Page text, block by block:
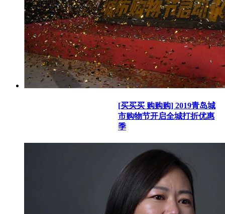
[买买买 购购购] 2019青岛城
市购物节开启全城打折优惠
季